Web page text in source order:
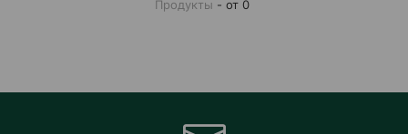
Продукты - от 0